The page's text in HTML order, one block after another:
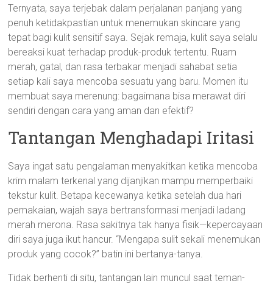
Ternyata, saya terjebak dalam perjalanan panjang yang
penuh ketidakpastian untuk menemukan skincare yang
tepat bagi kulit sensitif saya. Sejak remaja, kulit saya selalu
bereaksi kuat terhadap produk-produk tertentu. Ruam
merah, gatal, dan rasa terbakar menjadi sahabat setia
setiap kali saya mencoba sesuatu yang baru. Momen itu
membuat saya merenung: bagaimana bisa merawat diri
sendiri dengan cara yang aman dan efektif?
Tantangan Menghadapi Iritasi
Saya ingat satu pengalaman menyakitkan ketika mencoba
krim malam terkenal yang dijanjikan mampu memperbaiki
tekstur kulit. Betapa kecewanya ketika setelah dua hari
pemakaian, wajah saya bertransformasi menjadi ladang
merah merona. Rasa sakitnya tak hanya fisik—kepercayaan
diri saya juga ikut hancur. “Mengapa sulit sekali menemukan
produk yang cocok?” batin ini bertanya-tanya.
Tidak berhenti di situ, tantangan lain muncul saat teman-